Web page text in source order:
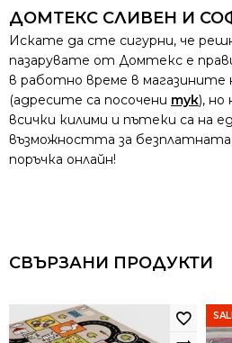
ДОМТЕКС СЛИВЕН И
Искате да сте сигурни, че
пазарувате от Домтекс е
в работно време в магазините
(адресите са посочени тук), но
всички килими и пътеки са на
възможността за
поръчка онлайн!
СВЪРЗАНИ ПРОДУКТИ